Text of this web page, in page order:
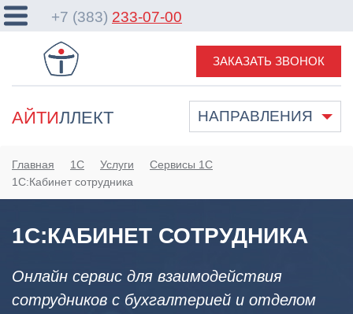
НАПРАВЛЕНИЯ
АЙТИЛЛЕКТ
+7 (383) 233-07-00
ЗАКАЗАТЬ ЗВОНОК
Главная 1С Услуги
Сервисы 1С
1С:Кабинет сотрудника
1С:КАБИНЕТ СОТРУДНИКА
Онлайн сервис для взаимодействия
сотрудников с бухгалтерией и отделом